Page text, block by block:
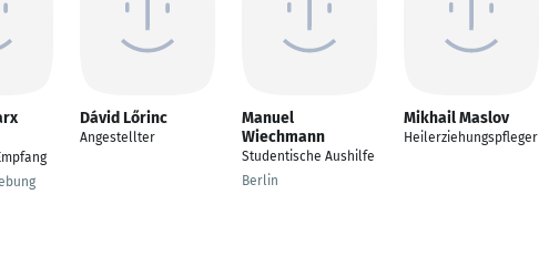
Dávid Lőrinc
Angestellter
Manuel
Wiechmann
Studentische Aushilfe
Berlin
Mikhail Maslov
Heilerziehungspfleger